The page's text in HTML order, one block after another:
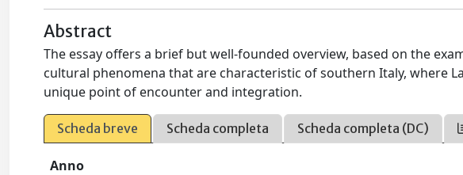
Abstract
The essay offers a brief but well-founded overview, based on the
cultural phenomena that are characteristic of southern Italy, where
unique point of encounter and integration.
Scheda breve Scheda completa Scheda completa (DC)
Anno